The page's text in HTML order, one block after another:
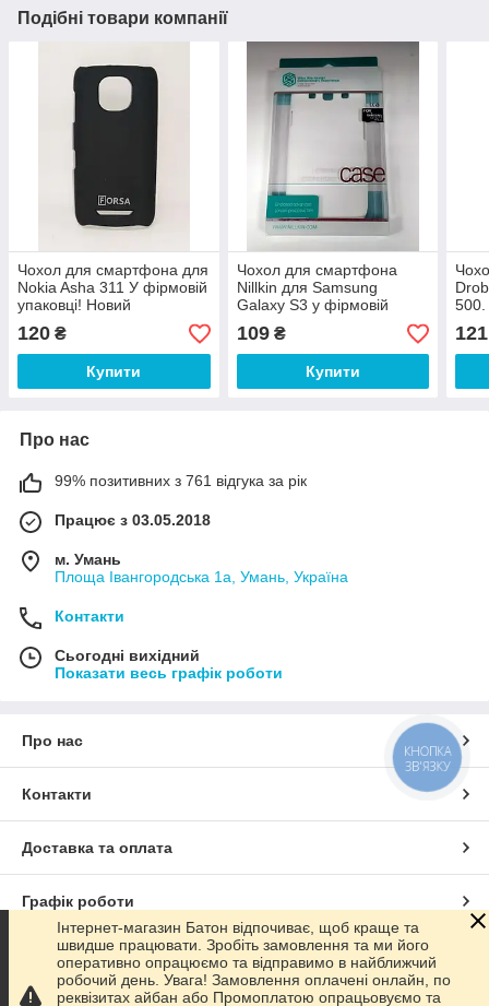
Подібні товари компанії
Чохол для смартфона для
Nokia Asha 311 У фірмовій
упаковці! Новий
120 ₴
Купити
Чохол для смартфона
Nillkin для Samsung
Galaxy S3 у фірмовій
упаковці. Новий!
109₴
Купити
500.
121
Про нас
99% позитивних з 761 відгука за рік
Працює з 03.05.2018
м. Умань
Площа Івангородська 1а, Умань, Україна
Контакти
Сьогодні вихідний
Показати весь графік роботи
Про нас
Контакти
Доставка та оплата
Графік роботи
Повна версія сайту
Інтернет-магазин Батон відпочиває, щоб краще та
швидше працювати. Зробіть замовлення та ми його
оперативно опрацюємо та відправимо в найближчий
робочий день. Увага! Замовлення оплачені онлайн, по
реквізитах айбан або Промоплатою опрацьовуємо та
КНОПКА
ЗВ'ЯЗКУ